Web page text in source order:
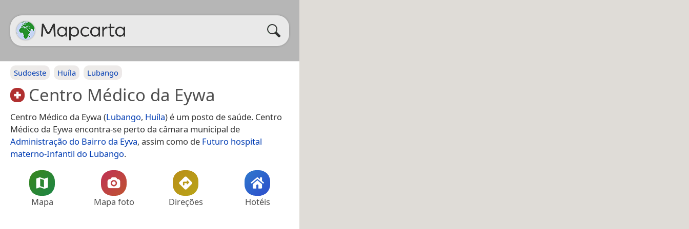
Sudoeste Huíla Lubango
Centro Médico da Eywa
Centro Médico da Eywa (Lubango, Huíla) é um posto de saúde. Centro
Médico da Eywa encontra-se perto da câmara municipal de
Administração do Bairro da Eyva, assim como de Futuro hospital
materno-Infantil do Lubango.
Mapa Mapa foto Direções Hotéis